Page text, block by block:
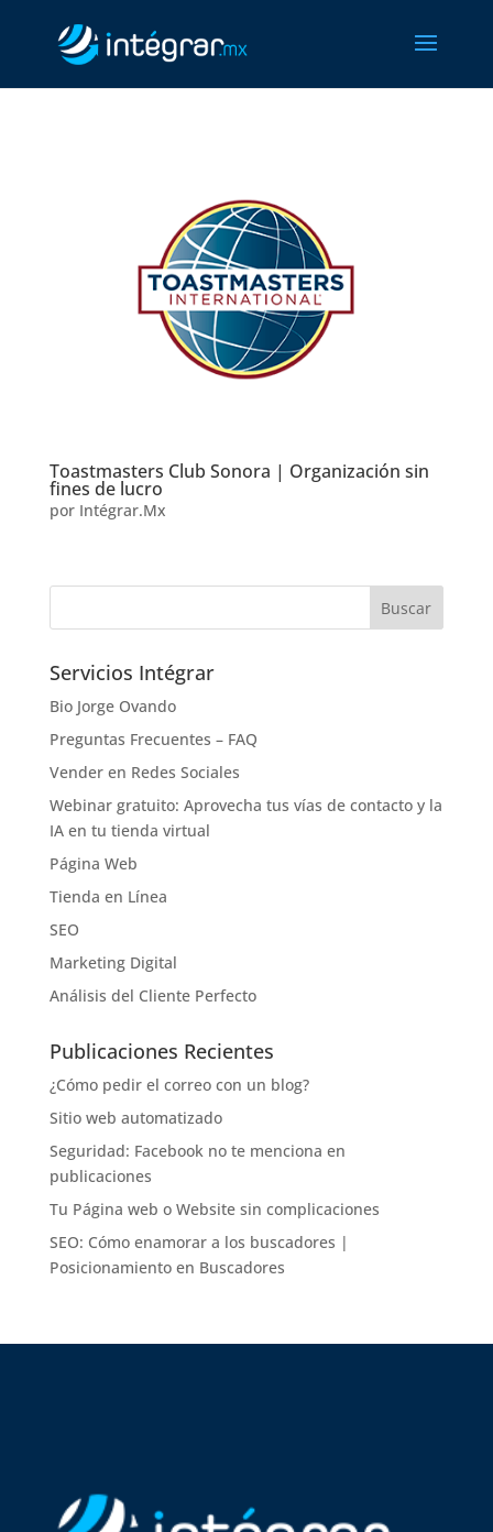
Toastmasters Club Sonora | Organización sin
fines de lucro
por Intégrar.Mx
Servicios Intégrar
Bio Jorge Ovando
Preguntas Frecuentes – FAQ
Vender en Redes Sociales
Webinar gratuito: Aprovecha tus vías de contacto y la
IA en tu tienda virtual
Página Web
Tienda en Línea
SEO
Marketing Digital
Análisis del Cliente Perfecto
Publicaciones Recientes
¿Cómo pedir el correo con un blog?
Sitio web automatizado
Seguridad: Facebook no te menciona en
publicaciones
Tu Página web o Website sin complicaciones
SEO: Cómo enamorar a los buscadores |
Posicionamiento en Buscadores